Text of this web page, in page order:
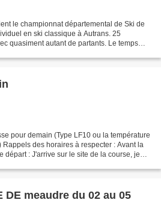
le championnat départemental de Ski de
en ski classique à Autrans. 25
quasiment autant de partants. Le temps
pour demain (Type LF10 ou la température
des horaires à respecter : Avant la
départ : J'arrive sur le site de la course, je
DE meaudre du 02 au 05